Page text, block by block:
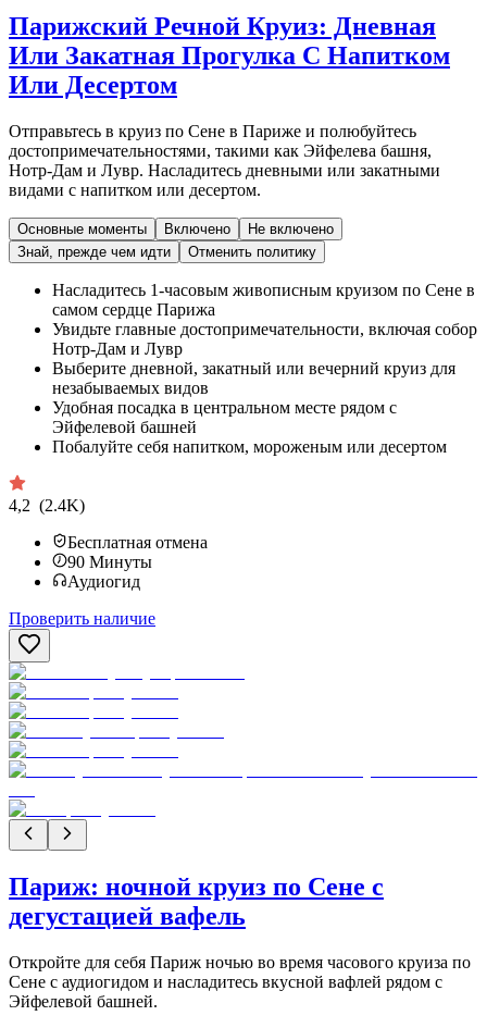
Парижский Речной Круиз: Дневная
Или Закатная Прогулка С Напитком
Или Десертом
Отправьтесь в круиз по Сене в Париже и полюбуйтесь
достопримечательностями, такими как Эйфелева башня,
Нотр-Дам и Лувр. Насладитесь дневными или закатными
видами с напитком или десертом.
Основные моменты Включено
Не включено
Знай, прежде чем идти
Отменить политику
Насладитесь 1-часовым живописным круизом по Сене в
самом сердце Парижа
Увидьте главные достопримечательности, включая собор
Нотр-Дам и Лувр
Выберите дневной, закатный или вечерний круиз для
незабываемых видов
Удобная посадка в центральном месте рядом с
Эйфелевой башней
Побалуйте себя напитком, мороженым или десертом
4,2 (2.4K)
Бесплатная отмена
90 Минуты
Аудиогид
Проверить наличие
Париж: ночной круиз по Сене с
дегустацией вафель
Откройте для себя Париж ночью во время часового круиза по
Сене с аудиогидом и насладитесь вкусной вафлей рядом с
Эйфелевой башней.